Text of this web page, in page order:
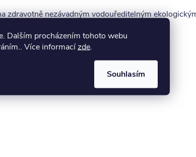
Dalším procházením tohoto webu
Více informacízde.
Souhlasím
zdravotně nezávadným vodouředitelným